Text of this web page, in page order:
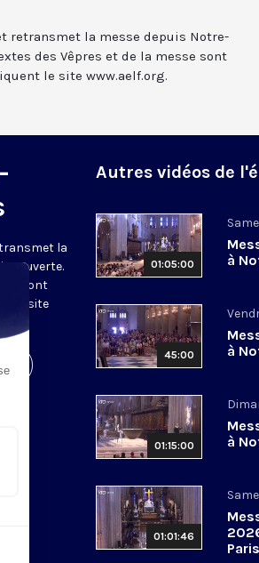
retransmet la messe depuis Notre-
des Vêpres et de la messe sont
le site www.aelf.org.
la
rouverte.
sont
le site
Autres vidéos de
01:05:00
à
45:00
à
01:15:00
à
01:01:46
Paris